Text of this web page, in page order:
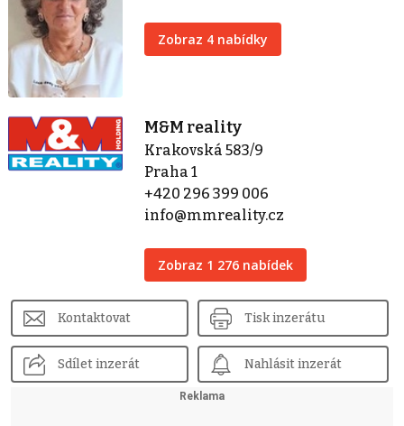
Zobraz 4 nabídky
M&M reality
Krakovská 583/9
Praha 1
+420 296 399 006
info@mmreality.cz
Zobraz 1 276 nabídek
Kontaktovat Tisk inzerátu
Sdílet inzerát Nahlásit inzerát